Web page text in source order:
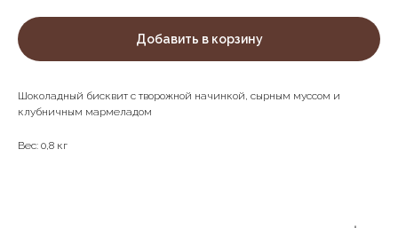
Добавить в корзину
Шоколадный бисквит с творожной начинкой, сырным муссом и
клубничным мармеладом
Вес: 0,8 кг